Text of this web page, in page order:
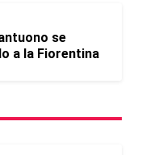
se
a la Fiorentina